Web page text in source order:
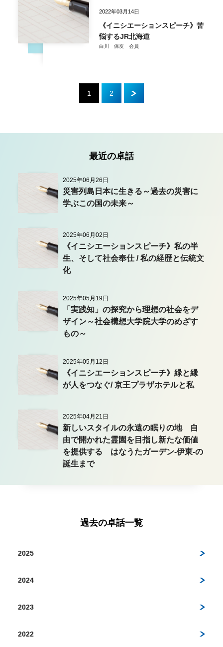
2022年03月14日
《イニシエーションスピーチ》苦
悩するJR北海道
白川 保友 会員
1 2
最近の卓話
2025年06月26日
災害列島日本に生きる～過去の災害に
学ぶこの国の未来～
2025年06月02日
《イニシエーションスピーチ》私の半
生、そして社会奉仕 / 私の経歴と伝統文
化
2025年05月19日
「実践知」の探究から理想の社会をデ
ザイン～社会構想大学院大学のめざす
もの～
2025年05月12日
《イニシエーションスピーチ》緑と縁
が人をつなぐ/ 京王プラザホテルと私
2025年04月21日
新しいスタイルの永遠の眠りの地 自
由で開かれた霊園を目指し新たな価値
を提供する はなうたガーデン-伊東-の
誕生まで
過去の卓話一覧
2025
2024
2023
2022